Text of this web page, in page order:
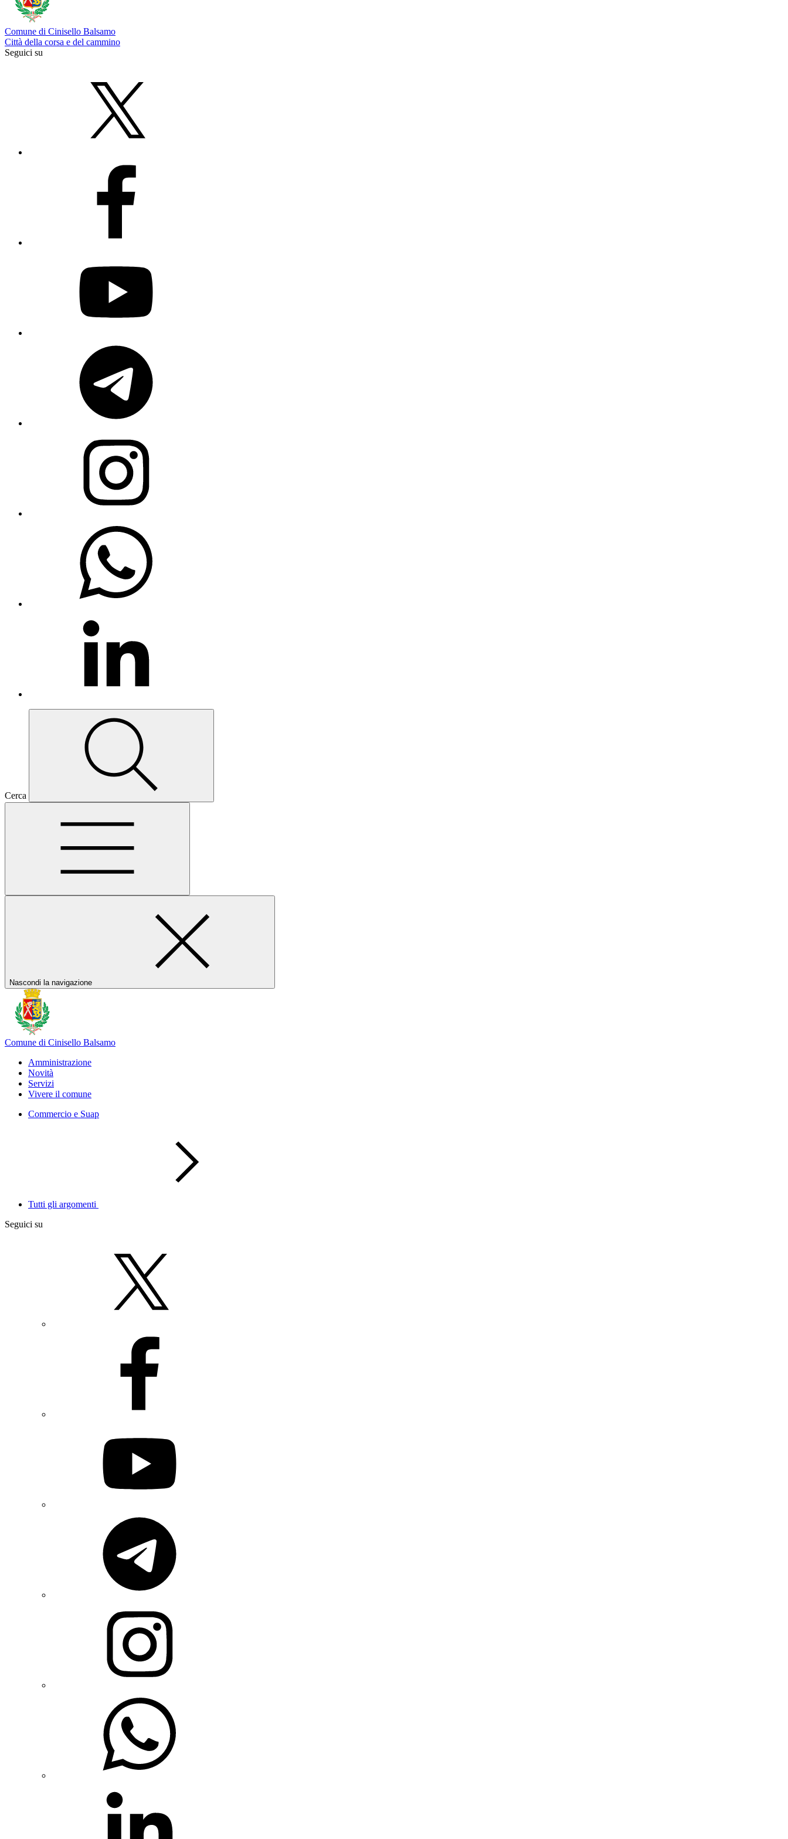
Comune di Cinisello Balsamo
Città della corsa e del cammino
Seguici su
Cerca
Nascondi la navigazione
Comune di Cinisello Balsamo
Amministrazione
Novità
Servizi
Vivere il comune
Commercio e Suap
Tutti gli argomenti
Seguici su